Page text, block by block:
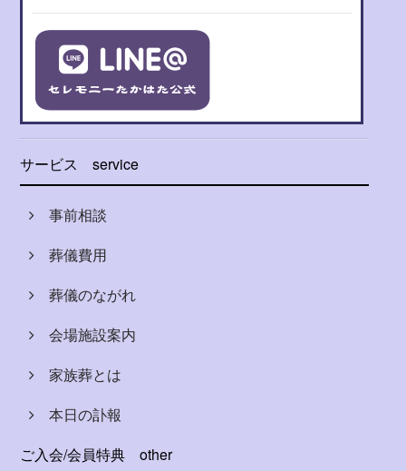
サービス service
事前相談
葬儀費用
葬儀のながれ
会場施設案内
家族葬とは
本日の訃報
ご入会/会員特典
other